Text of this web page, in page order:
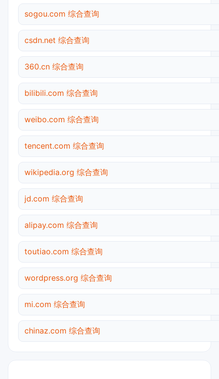
sogou.com 综合查询
csdn.net 综合查询
360.cn 综合查询
bilibili.com 综合查询
weibo.com 综合查询
tencent.com 综合查询
wikipedia.org 综合查询
jd.com 综合查询
alipay.com 综合查询
toutiao.com 综合查询
wordpress.org 综合查询
mi.com 综合查询
chinaz.com 综合查询